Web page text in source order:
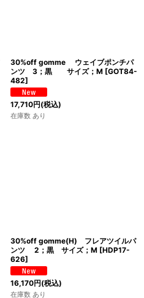
30%off gomme ウェイブポンチパ
ンツ 3；黒 サイズ；M [GOT84-
482]
17,710円(税込)
在庫数 あり
30%off gomme(H) フレアツイルパ
ンツ 2；黒 サイズ；M [HDP17-
626]
16,170円(税込)
在庫数 あり